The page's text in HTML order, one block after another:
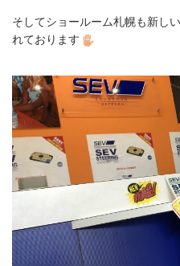
そしてショールーム札幌も新し
れております